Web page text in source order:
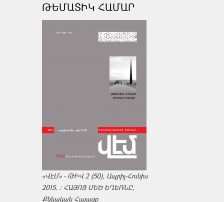
ԹԵՄԱՏԻԿ ՀԱՄԱՐ
«ՎԷՄ» - ԹԻՎ 2 (50), Ապրիլ-Հունիս
2015. : ՀԱՅՈՑ ՄԵԾ ԵՂԵՌՆԸ,
Քննական Հայացք